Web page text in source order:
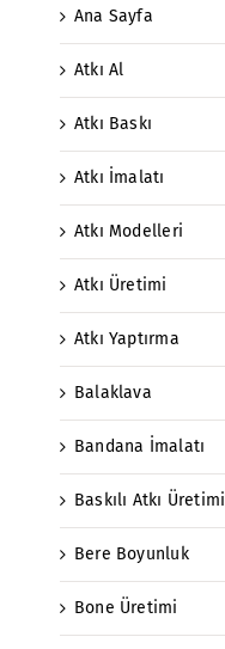
Ana Sayfa
Atkı Al
Atkı Baskı
Atkı İmalatı
Atkı Modelleri
Atkı Üretimi
Atkı Yaptırma
Balaklava
Bandana İmalatı
Baskılı Atkı Üretimi
Bere Boyunluk
Bone Üretimi